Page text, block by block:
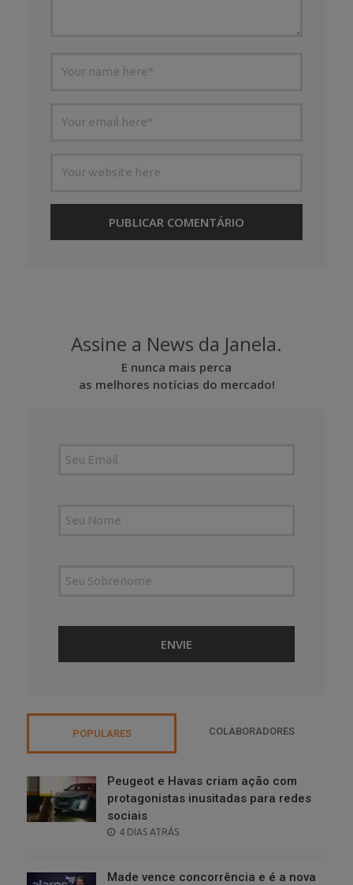
Assine a News da Janela.
E nunca mais perca
as melhores notícias do mercado!
POPULARES COLABORADORES
Peugeot e Havas criam ação com
protagonistas inusitadas para redes
sociais
POSTED
4 DIAS ATRÁS
Made vence concorrência e é a nova